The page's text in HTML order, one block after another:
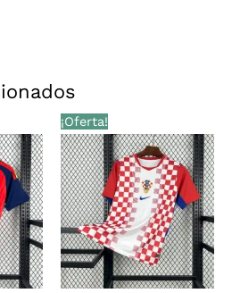
¡Oferta!
El
precio
original
era:
€28,00.
precio
actual
es:
€25,99.